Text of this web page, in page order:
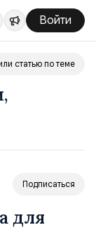
Войти
статью по теме
Подписаться
для